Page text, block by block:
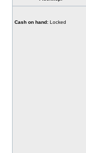
Cash on hand: Locked